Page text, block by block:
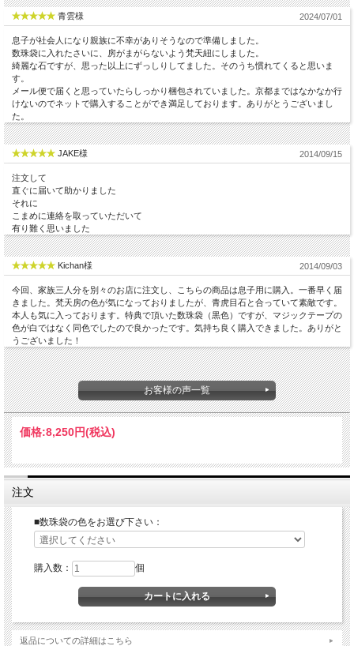
ギフト対応
青雲様 2024/07/01
息子が社会人になり親族に不幸がありそうなので準備しました。
数珠袋に入れたさいに、房がまがらないよう梵天紐にしました。
綺麗な石ですが、思った以上にずっしりしてました。そのうち慣れてくると思いま
す。
メール便で届くと思っていたらしっかり梱包されていました。京都まではなかなか行
けないのでネットで購入することができ満足しております。ありがとうございまし
た。
JAKE様 2014/09/15
注文して
直ぐに届いて助かりました
それに
こまめに連絡を取っていただいて
有り難く思いました
Kichan様 2014/09/03
今回、家族三人分を別々のお店に注文し、こちらの商品は息子用に購入。一番早く届
きました。梵天房の色が気になっておりましたが、青虎目石と合っていて素敵です。
本人も気に入っております。特典で頂いた数珠袋（黒色）ですが、マジックテープの
色が白ではなく同色でしたので良かったです。気持ち良く購入できました。ありがと
うございました！
お客様の声一覧
価格:8,250円(税込)
注文
■数珠袋の色をお選び下さい：
購入数： 個
返品についての詳細はこちら